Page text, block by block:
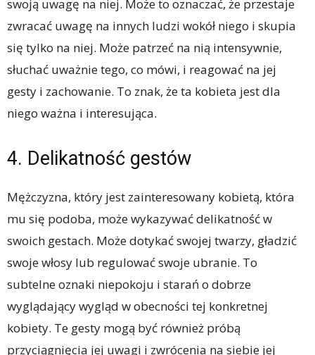
swoją uwagę na niej. Może to oznaczać, że przestaje
zwracać uwagę na innych ludzi wokół niego i skupia
się tylko na niej. Może patrzeć na nią intensywnie,
słuchać uważnie tego, co mówi, i reagować na jej
gesty i zachowanie. To znak, że ta kobieta jest dla
niego ważna i interesująca.
4. Delikatność gestów
Mężczyzna, który jest zainteresowany kobietą, która
mu się podoba, może wykazywać delikatność w
swoich gestach. Może dotykać swojej twarzy, gładzić
swoje włosy lub regulować swoje ubranie. To
subtelne oznaki niepokoju i starań o dobrze
wyglądający wygląd w obecności tej konkretnej
kobiety. Te gesty mogą być również próbą
przyciągnięcia jej uwagi i zwrócenia na siebie jej